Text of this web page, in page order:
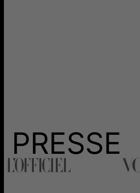
PRESSE